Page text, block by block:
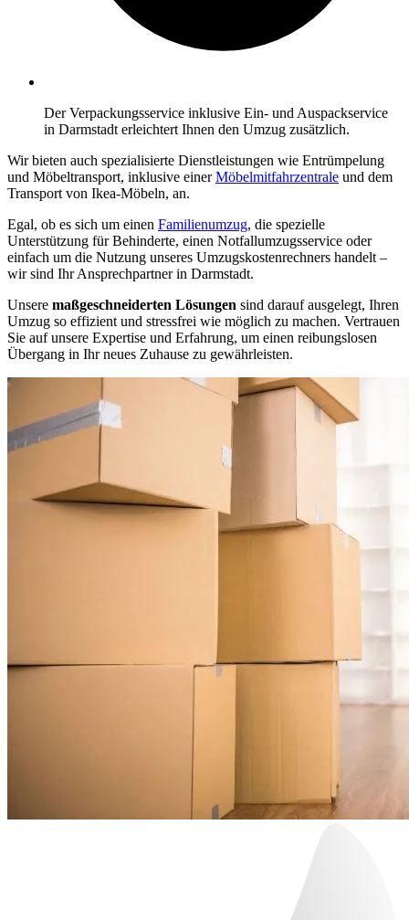
Der Verpackungsservice inklusive Ein- und Auspackservice
in Darmstadt erleichtert Ihnen den Umzug zusätzlich.
Wir bieten auch spezialisierte Dienstleistungen wie Entrümpelung
und Möbeltransport, inklusive einerMöbelmitfahrzentrale und dem
Transport von Ikea-Möbeln, an.
Egal, ob es sich um einen Familienumzug, die spezielle
Unterstützung für Behinderte, einen Notfallumzugsservice oder
einfach um die Nutzung unseres Umzugskostenrechners handelt –
wir sind Ihr Ansprechpartner in Darmstadt.
Unsere maßgeschneiderten Lösungen sind darauf ausgelegt, Ihren
Umzug so effizient und stressfrei wie möglich zu machen. Vertrauen
Sie auf unsere Expertise und Erfahrung, um einen reibungslosen
Übergang in Ihr neues Zuhause zu gewährleisten.